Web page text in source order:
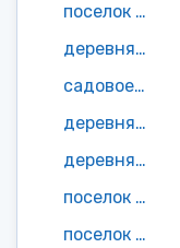
поселок Ахвенламби
деревня Берег
садовое неком-е товарищество Березка СОТ
деревня Большая Нива
деревня Бор
поселок Ванзозеро
поселок Великая Губа